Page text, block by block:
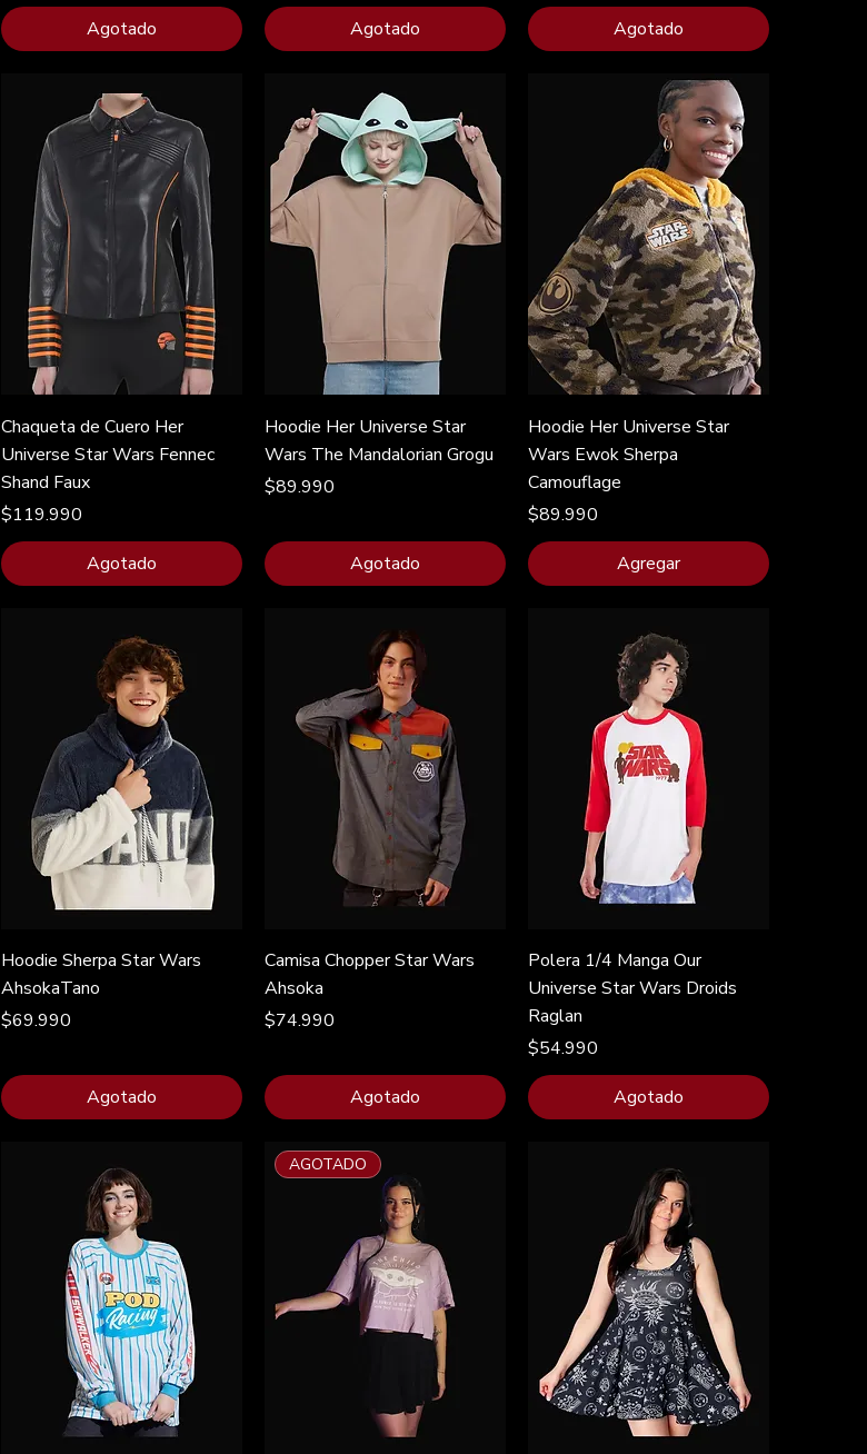
Agotado
Agotado
Agotado
Chaqueta de Cuero Her
Universe Star Wars Fennec
Shand Faux
Precio
$119.990
Agotado
Hoodie Her Universe Star
Wars The Mandalorian Grogu
Precio
$89.990
Agotado
Hoodie Her Universe Star
Wars Ewok Sherpa
Camouflage
Precio
$89.990
Agregar
Hoodie Sherpa Star Wars
AhsokaTano
Precio
$69.990
Agotado
Camisa Chopper Star Wars
Ahsoka
Precio
$74.990
Agotado
Polera 1/4 Manga Our
Universe Star Wars Droids
Raglan
Precio
$54.990
Agotado
AGOTADO